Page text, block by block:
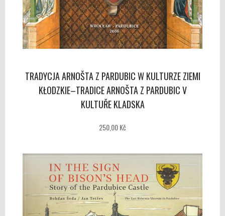
TRADYCJA ARNOŠTA Z PARDUBIC W KULTURZE ZIEMI
KŁODZKIE–TRADICE ARNOŠTA Z PARDUBIC V
KULTUŘE KLADSKA
250,00 Kč